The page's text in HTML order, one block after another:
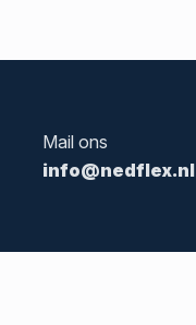
Mail ons
info@nedflex.nl